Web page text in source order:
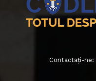
Contactați-ne: